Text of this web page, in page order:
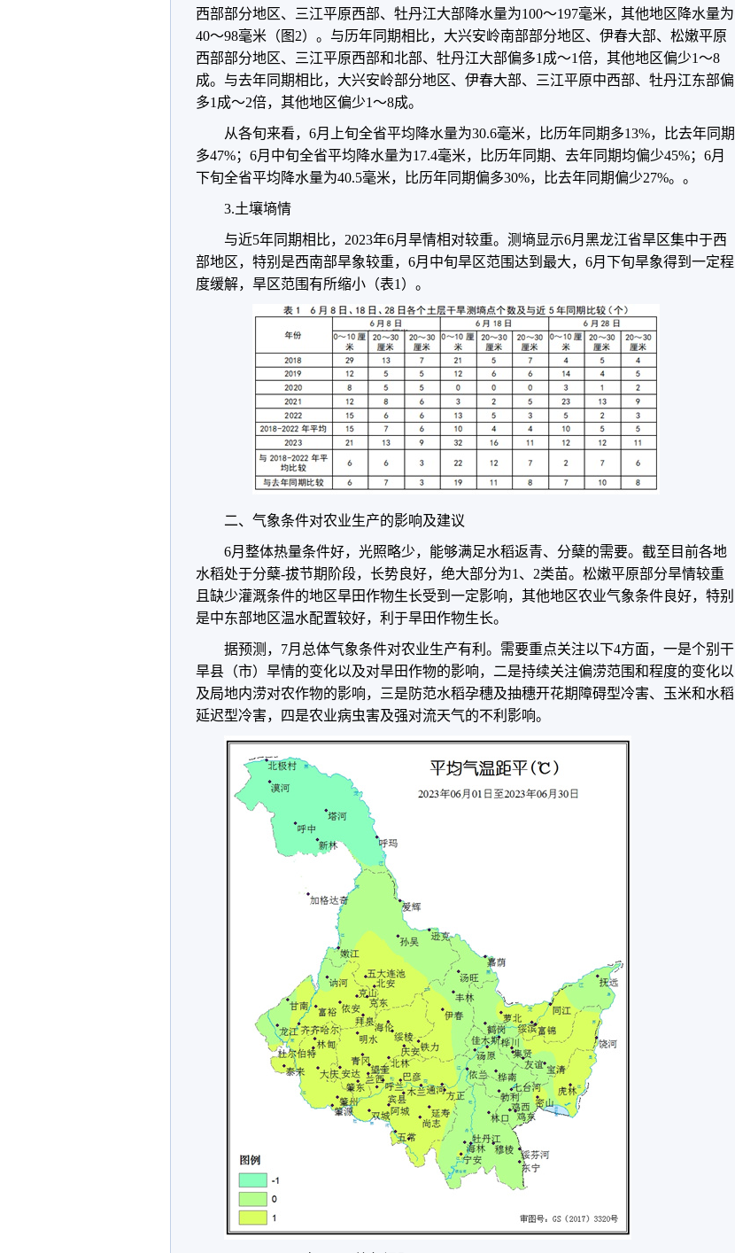
西部部分地区、三江平原西部、牡丹江大部降水量为100～197毫米，其他地区降水量为
40～98毫米（图2）。与历年同期相比，大兴安岭南部部分地区、伊春大部、松嫩平原
西部部分地区、三江平原西部和北部、牡丹江大部偏多1成～1倍，其他地区偏少1～8
成。与去年同期相比，大兴安岭部分地区、伊春大部、三江平原中西部、牡丹江东部偏
多1成～2倍，其他地区偏少1～8成。
从各旬来看，6月上旬全省平均降水量为30.6毫米，比历年同期多13%，比去年同期
多47%；6月中旬全省平均降水量为17.4毫米，比历年同期、去年同期均偏少45%；6月
下旬全省平均降水量为40.5毫米，比历年同期偏多30%，比去年同期偏少27%。。
3.土壤墒情
与近5年同期相比，2023年6月旱情相对较重。测墒显示6月黑龙江省旱区集中于西
部地区，特别是西南部旱象较重，6月中旬旱区范围达到最大，6月下旬旱象得到一定程
度缓解，旱区范围有所缩小（表1）。
二、气象条件对农业生产的影响及建议
6月整体热量条件好，光照略少，能够满足水稻返青、分蘖的需要。截至目前各地
水稻处于分蘖-拔节期阶段，长势良好，绝大部分为1、2类苗。松嫩平原部分旱情较重
且缺少灌溉条件的地区旱田作物生长受到一定影响，其他地区农业气象条件良好，特别
是中东部地区温水配置较好，利于旱田作物生长。
据预测，7月总体气象条件对农业生产有利。需要重点关注以下4方面，一是个别干
旱县（市）旱情的变化以及对旱田作物的影响，二是持续关注偏涝范围和程度的变化以
及局地内涝对农作物的影响，三是防范水稻孕穗及抽穗开花期障碍型冷害、玉米和水稻
延迟型冷害，四是农业病虫害及强对流天气的不利影响。